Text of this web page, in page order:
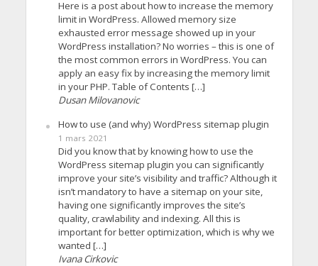
Here is a post about how to increase the memory
limit in WordPress. Allowed memory size
exhausted error message showed up in your
WordPress installation? No worries – this is one of
the most common errors in WordPress. You can
apply an easy fix by increasing the memory limit
in your PHP. Table of Contents […]
Dusan Milovanovic
How to use (and why) WordPress sitemap plugin
1 mars 2021
Did you know that by knowing how to use the
WordPress sitemap plugin you can significantly
improve your site’s visibility and traffic? Although it
isn’t mandatory to have a sitemap on your site,
having one significantly improves the site’s
quality, crawlability and indexing. All this is
important for better optimization, which is why we
wanted […]
Ivana Cirkovic